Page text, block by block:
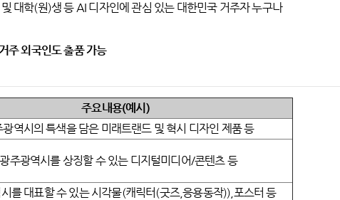
대학(원)생 등 AI 디자인에 관심 있는 대한민국 거주자 누구나
주 외국인도 출품 가능
주요내용(예시)
광역시의 특색을 담은 미래트랜드 및 혁시 디자인 제품 등
주광역시를 상징할 수 있는 디지털미디어/콘텐츠 등
를 대표할 수 있는 시각물(캐릭터(굿즈,응용동작)),포스터 등